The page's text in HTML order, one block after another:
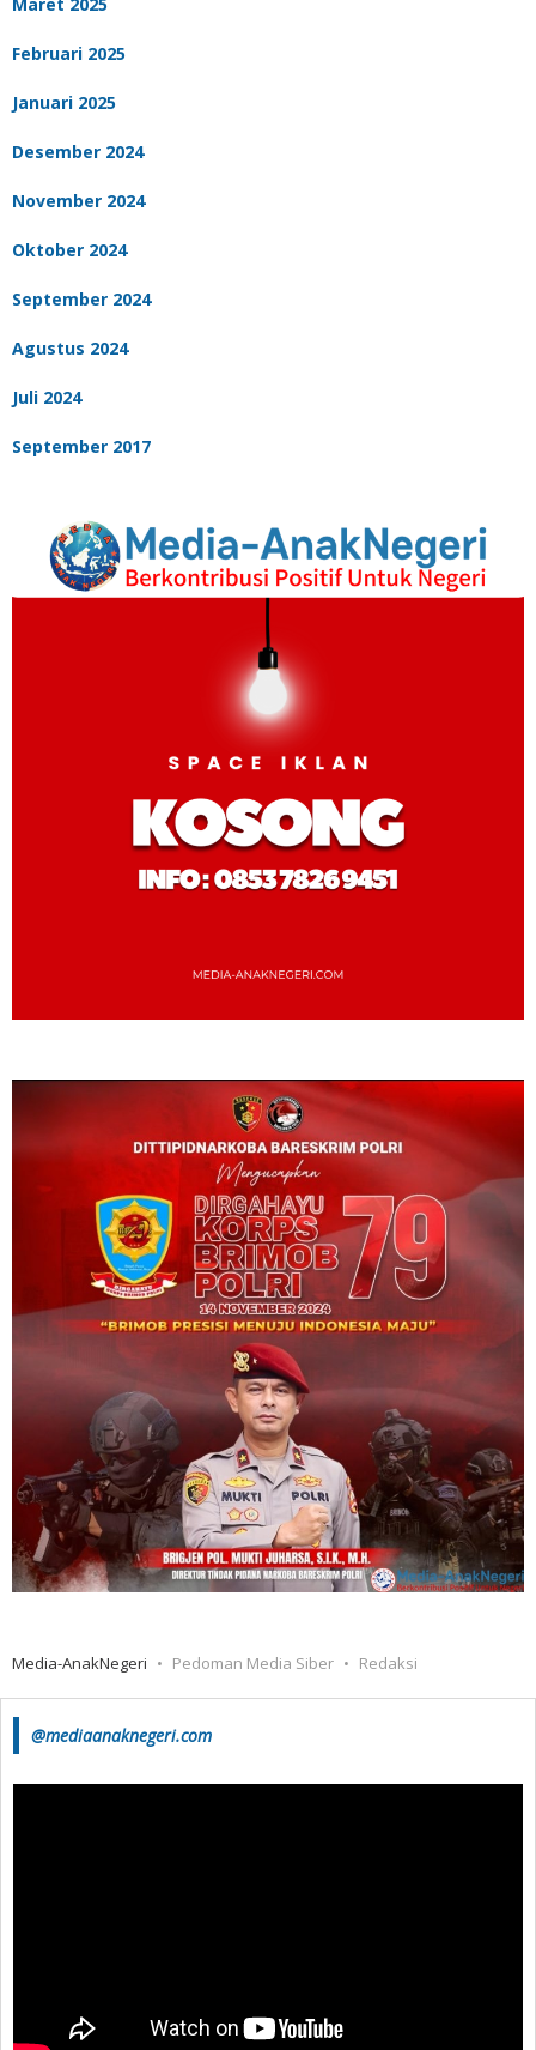
Februari 2025
Januari 2025
Desember 2024
November 2024
Oktober 2024
September 2024
Agustus 2024
Juli 2024
September 2017
Media-AnakNegeri Pedoman Media Siber Redaksi
@mediaanaknegeri.com